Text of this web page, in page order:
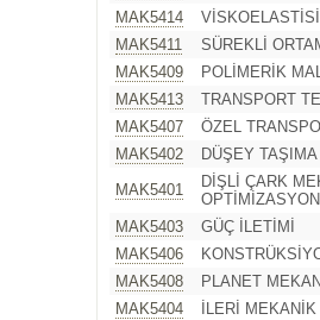
MAK5414
MAK5411
SÜREKLİ
MAK5409
POLİMERİK
MAK5413
TRANSPORT
MAK5407
ÖZEL
MAK5402
DÜŞEY
MAK5401
DİŞLİ ÇARK
MAK5403
GÜÇ İLETİMİ
MAK5406
MAK5408
PLANET
MAK5404
İLERİ